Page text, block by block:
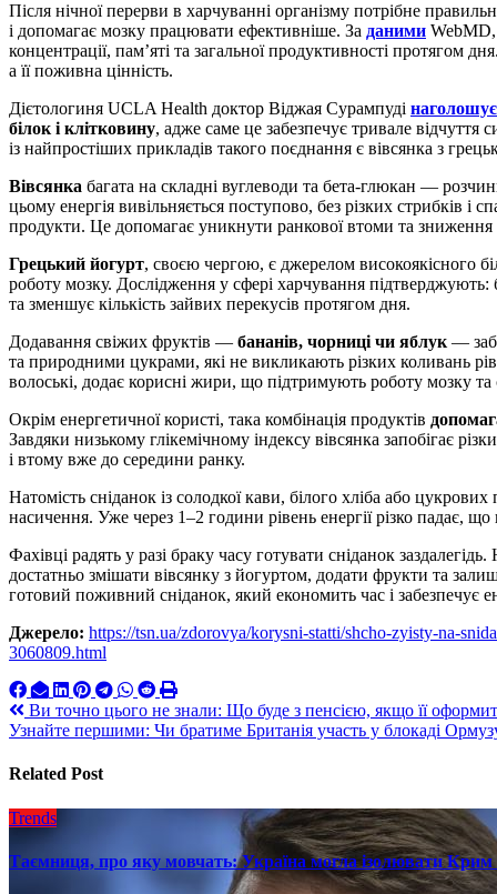
Після нічної перерви в харчуванні організму потрібне
і допомагає мозку працювати ефективніше. За даними WebMD,
концентрації, пам’яті та загальної продуктивності
а її поживна цінність.
Дієтологиня UCLA Health доктор Віджая Сурампуді наголошує
білок і клітковину, адже саме це забезпечує тривале відчуття
із найпростіших прикладів такого поєднання є вівсянка з
Вівсянка багата на складні вуглеводи та бета-глюкан —
цьому енергія вивільняється поступово, без різких стрибків і
продукти. Це допомагає уникнути ранкової втоми та зниження
Грецький йогурт, своєю чергою, є джерелом високоякісного
роботу мозку. Дослідження у сфері харчування підтверджують:
та зменшує кількість зайвих перекусів протягом дня.
Додавання свіжих фруктів — бананів, чорниці чи яблук —
та природними цукрами, які не викликають різких коливань
волоські, додає корисні жири, що підтримують роботу мозку
Окрім енергетичної користі, така комбінація продуктів
Завдяки низькому глікемічному індексу вівсянка запобігає
і втому вже до середини ранку.
Натомість сніданок із солодкої кави, білого хліба або
насичення. Уже через 1–2 години рівень енергії різко падає,
Фахівці радять у разі браку часу готувати сніданок
достатньо змішати вівсянку з йогуртом, додати фрукти та
готовий поживний сніданок, який економить час і забезпечує
Джерело: https://tsn.ua/zdorovya/korysni-statti/shcho-zyisty-na-
3060809.html
Навигация
по
записям
Ви точно цього не знали: Що буде з пенсією, якщо її
Узнайте першими: Чи братиме Британія участь у блокаді
Related Post
Trends
Таємниця, про яку мовчать: Україна могла ізолювати